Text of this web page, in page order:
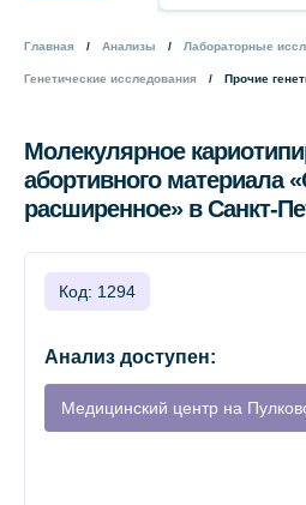
Главная Анализы Лабораторные
Генетические исследования Прочие
Молекулярное
абортивного материала
расширенное» в Санкт-
Код: 1294
Анализ доступен:
Медицинский центр на